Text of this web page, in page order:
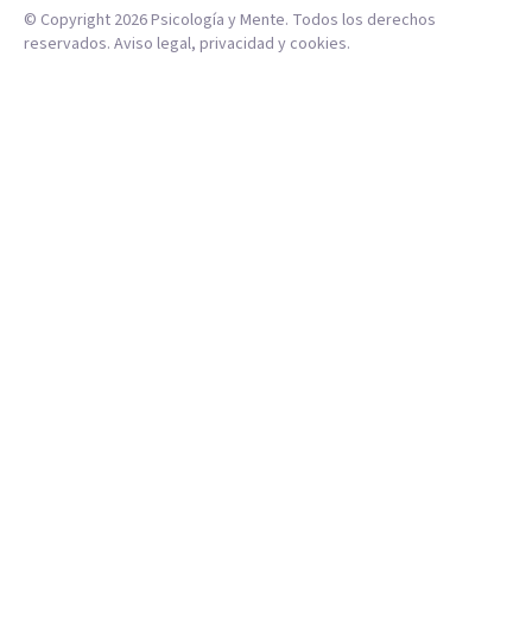
© Copyright 2026Psicología y Mente. Todos los derechos
reservados. Aviso legal, privacidad y cookies.